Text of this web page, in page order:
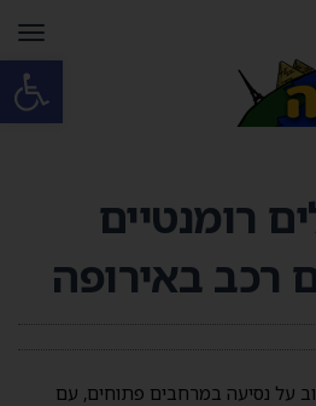
פתח
רומנטיים
רכב באירופה
על נסיעה במרחבים פתוחים, עם